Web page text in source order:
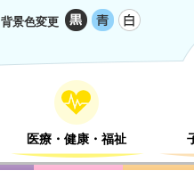
背景色変更
医療・健康・福祉